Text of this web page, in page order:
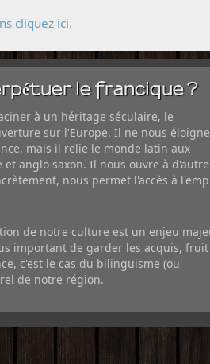
cliquez ici.
le francique ?
à un héritage séculaire, le
sur l'Europe. Il ne nous éloigne
mais il relie le monde latin aux
anglo-saxon. Il nous ouvre à
nous permet l'accès à
de notre culture est un enjeu
important de garder les acquis, fruit
c'est le cas du bilinguisme (ou
de notre région.